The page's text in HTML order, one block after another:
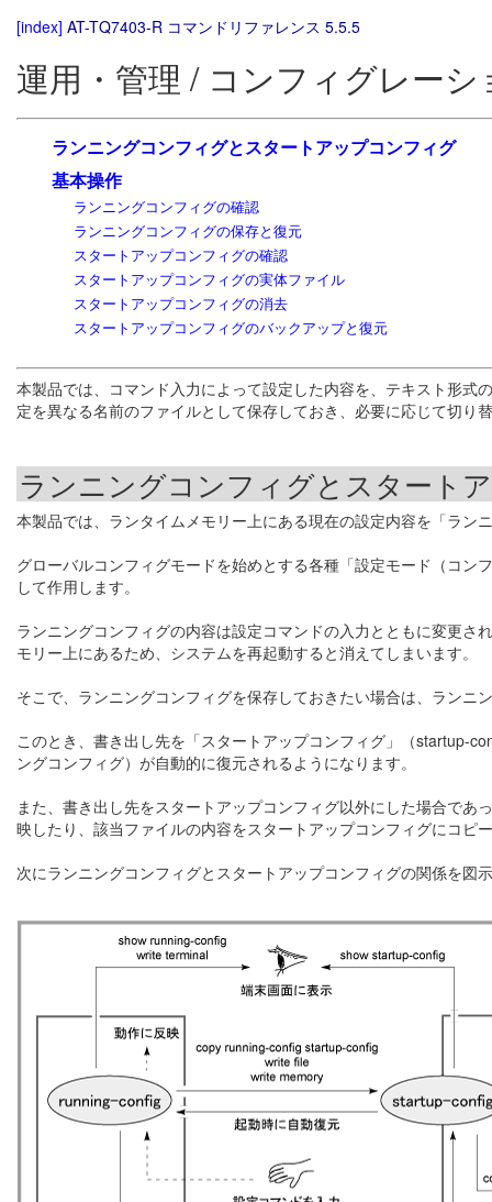
[index] AT-TQ7403-R コマンドリファレンス 5.5.5
運用・管理 / コンフィグレーシ
ランニングコンフィグとスタートアップコンフィグ
基本操作
ランニングコンフィグの確認
ランニングコンフィグの保存と復元
スタートアップコンフィグの確認
スタートアップコンフィグの実体ファイル
スタートアップコンフィグの消去
スタートアップコンフィグのバックアップと復元
本製品では、コマンド入力によって設定した内容を、テキスト形
定を異なる名前のファイルとして保存しておき、必要に応じて切り
ランニングコンフィグとスタート
本製品では、ランタイムメモリー上にある現在の設定内容を「ラン
グローバルコンフィグモードを始めとする各種「設定モード（コ
して作用します。
ランニングコンフィグの内容は設定コマンドの入力とともに変更
モリー上にあるため、システムを再起動すると消えてしまいます。
そこで、ランニングコンフィグを保存しておきたい場合は、ランニ
このとき、書き出し先を「スタートアップコンフィグ」（startup-
ングコンフィグ）が自動的に復元されるようになります。
また、書き出し先をスタートアップコンフィグ以外にした場合で
映したり、該当ファイルの内容をスタートアップコンフィグにコ
次にランニングコンフィグとスタートアップコンフィグの関係を図